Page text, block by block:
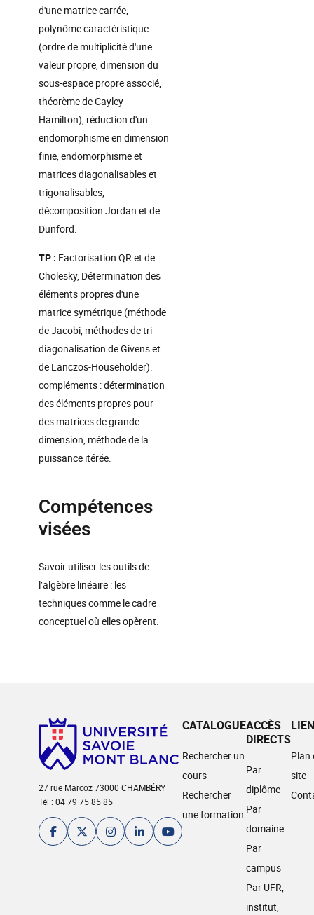
d'une matrice carrée,
polynôme caractéristique
(ordre de multiplicité d'une
valeur propre, dimension du
sous-espace propre associé,
théorème de Cayley-
Hamilton), réduction d'un
endomorphisme en dimension
finie, endomorphisme et
matrices diagonalisables et
trigonalisables,
décomposition Jordan et de
Dunford.
TP : Factorisation QR et de
Cholesky, Détermination des
éléments propres d'une
matrice symétrique (méthode
de Jacobi, méthodes de tri-
diagonalisation de Givens et
de Lanczos-Householder).
compléments : détermination
des éléments propres pour
des matrices de grande
dimension, méthode de la
puissance itérée.
Compétences
visées
Savoir utiliser les outils de
l’algèbre linéaire : les
techniques comme le cadre
conceptuel où elles opèrent.
27 rue Marcoz 73000 CHAMBÉRY
Tél : 04 79 75 85 85
CATALOGUE
Rechercher un
cours
Rechercher
une formation
ACCÈS
DIRECTS
Par
diplôme
Par
domaine
Par
campus
Par UFR,
institut,
Plan
site